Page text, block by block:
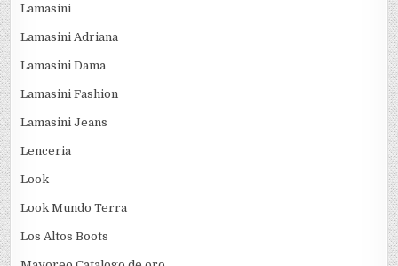
Lamasini
Lamasini Adriana
Lamasini Dama
Lamasini Fashion
Lamasini Jeans
Lenceria
Look
Look Mundo Terra
Los Altos Boots